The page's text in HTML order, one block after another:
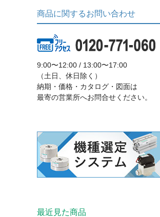
商品に関するお問い合わせ
9:00〜12:00 / 13:00〜17:00
（土日、休日除く）
納期・価格・カタログ・図面は
最寄の営業所へお問合せください。
最近見た商品